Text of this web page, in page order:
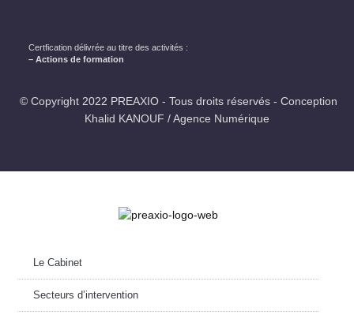
Certfication délivrée au titre des activités :
– Actions de formation
© Copyright 2022 PREAXIO - Tous droits réservés - Conception
Khalid KANOUF / Agence Numérique
Le Cabinet
Secteurs d’intervention